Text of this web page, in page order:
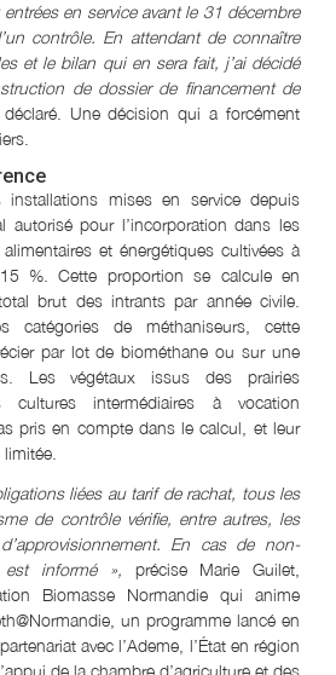
en service avant le 31 décembre
contrôle. En attendant de connaître
et le bilan qui en sera fait, j’ai décidé
de dossier de financement de
Une décision qui a forcément
mises en service depuis
autorisé pour l’incorporation dans les
et énergétiques cultivées à
%. Cette proportion se calcule en
brut des intrants par année civile.
catégories de méthaniseurs, cette
par lot de biométhane ou sur une
Les végétaux issus des prairies
cultures intermédiaires à vocation
pris en compte dans le calcul, et leur
liées au tarif de rachat, tous les
de contrôle vérifie, entre autres, les
En cas de non-
informé », précise Marie Guilet,
Biomasse Normandie qui anime
un programme lancé en
avec l’Ademe, l’État en région
de la chambre d’agriculture et des